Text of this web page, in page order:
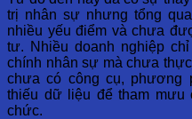
trị nhân sự nhưng tổng
nhiều yếu điểm và chưa
tư. Nhiều doanh nghiệp
chính nhân sự mà chưa
chưa có công cụ, phương
thiếu dữ liệu để tham
chức.